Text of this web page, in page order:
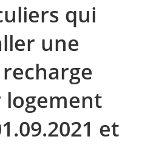
qui
une
logement
et